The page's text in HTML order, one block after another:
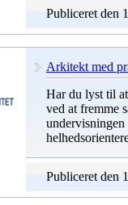
Publiceret den
Arkitekt med
Har du lyst til
ved at fremme
undervisningen
Publiceret den